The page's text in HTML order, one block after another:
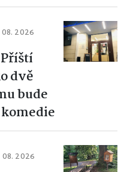
2026
Příští
dvě
bude
2026